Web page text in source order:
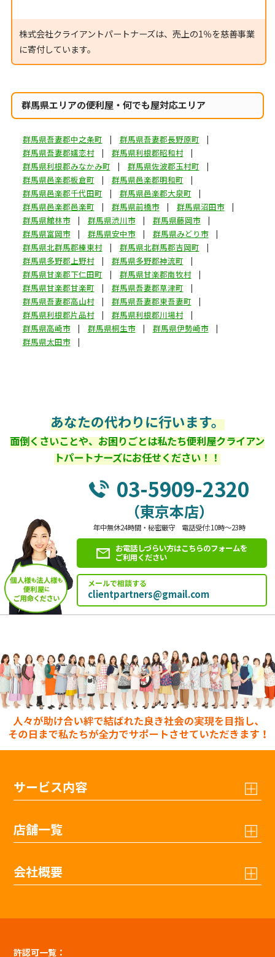
株式会社クライアントパートナーズは、売上の1％を慈善事業
に寄付しています。
群馬県エリアの便利屋・何でも屋対応エリア
群馬県吾妻郡中之条町
群馬県吾妻郡長野原町
群馬県吾妻郡嬬恋村
群馬県利根郡昭和村
群馬県利根郡みなかみ町
群馬県佐波郡玉村町
群馬県邑楽郡板倉町
群馬県邑楽郡明和町
群馬県邑楽郡千代田町
群馬県邑楽郡大泉町
群馬県邑楽郡邑楽町
群馬県前橋市
群馬県沼田市
群馬県館林市
群馬県渋川市
群馬県藤岡市
群馬県富岡市
群馬県安中市
群馬県みどり市
群馬県北群馬郡榛東村
群馬県北群馬郡吉岡町
群馬県多野郡上野村
群馬県多野郡神流町
群馬県甘楽郡下仁田町
群馬県甘楽郡南牧村
群馬県甘楽郡甘楽町
群馬県吾妻郡草津町
群馬県吾妻郡高山村
群馬県吾妻郡東吾妻町
群馬県利根郡片品村
群馬県利根郡川場村
群馬県高崎市
群馬県桐生市
群馬県伊勢崎市
群馬県太田市
あなたの代わりに行います。
面倒くさいことや、お困りごとは私たち便利屋クライアン
トパートナーズにお任せください！！
03-5909-2320
（東京本店）
年中無休24時間・秘密厳守 電話受付:10時～23時
お電話しづらい方はこちらのフォームを
ご利用ください
メールで相談する
clientpartners@gmail.com
サービス内容
店舗一覧
会社概要
許認可一覧：